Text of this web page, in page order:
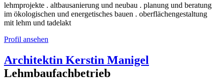
lehmprojekte . altbausanierung und neubau . planung und beratung
im ökologischen und energetisches bauen . oberflächengestaltung
mit lehm und tadelakt
Profil ansehen
Architektin Kerstin Manigel
Lehmbaufachbetrieb